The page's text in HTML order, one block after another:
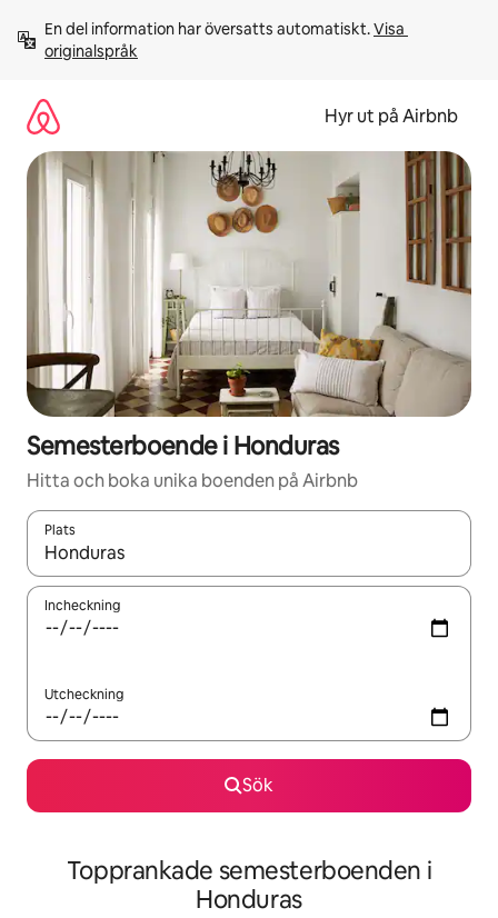
innehåll
En del information har översatts automatiskt. Visa
originalspråk
Hyr ut på Airbnb
Semesterboende i Honduras
Hitta och boka unika boenden på Airbnb
Plats
När resultaten är tillgängliga kan du navigera med upp- och
Incheckning
Utcheckning
Sök
Topprankade semesterboenden i
Honduras